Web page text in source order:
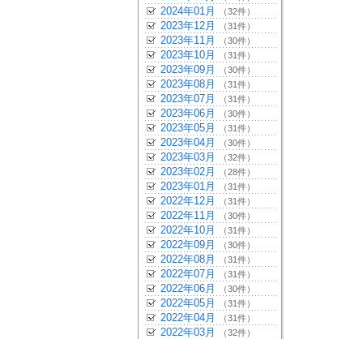
2024年01月 （32件）
2023年12月 （31件）
2023年11月 （30件）
2023年10月 （31件）
2023年09月 （30件）
2023年08月 （31件）
2023年07月 （31件）
2023年06月 （30件）
2023年05月 （31件）
2023年04月 （30件）
2023年03月 （32件）
2023年02月 （28件）
2023年01月 （31件）
2022年12月 （31件）
2022年11月 （30件）
2022年10月 （31件）
2022年09月 （30件）
2022年08月 （31件）
2022年07月 （31件）
2022年06月 （30件）
2022年05月 （31件）
2022年04月 （31件）
2022年03月 （32件）